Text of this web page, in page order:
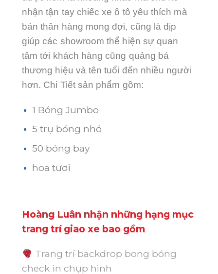
nhận tận tay chiếc xe ô tô yêu thích mà
bản thân hàng mong đợi, cũng là dịp
giúp các showroom thể hiện sự quan
tâm tới khách hàng cũng quảng bá
thương hiệu và tên tuổi đến nhiều người
hơn. Chi Tiết sản phẩm gồm:
1 Bóng Jumbo
5 trụ bóng nhỏ
50 bóng bay
hoa tươi
Hoàng Luân nhận những hạng mục
trang trí giao xe bao gồm
Trang trí backdrop bong bóng
check in chụp hình